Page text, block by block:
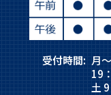
受付時間: 月
19
土